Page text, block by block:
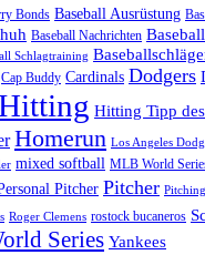
Bonds Baseball Ausrüstung
Baseball Nachrichten
Schlagtraining
Cap Buddy Cardinals Dodgers
Hitting Tipp
Homerun Los Angeles
mixed softball MLB World
Pitcher Pitcher
Roger Clemens rostock bucaneros
Series Yankees